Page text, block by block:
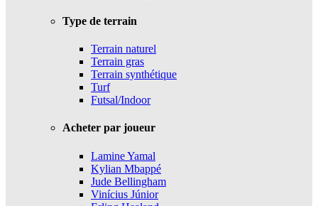
Type de terrain
Terrain naturel
Terrain gras
Terrain synthétique
Turf
Futsal/Indoor
Acheter par joueur
Lamine Yamal
Kylian Mbappé
Jude Bellingham
Vinícius Júnior